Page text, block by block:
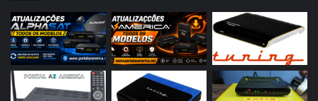
Azamerica S2010
Azamerica S2015
Azamerica S922
Azamerica S922 Mini